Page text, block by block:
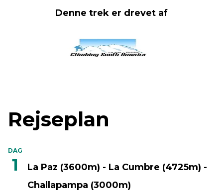
Denne trek er drevet af
Rejseplan
DAG
1
La Paz (3600m) - La Cumbre (4725m) -
Challapampa (3000m)